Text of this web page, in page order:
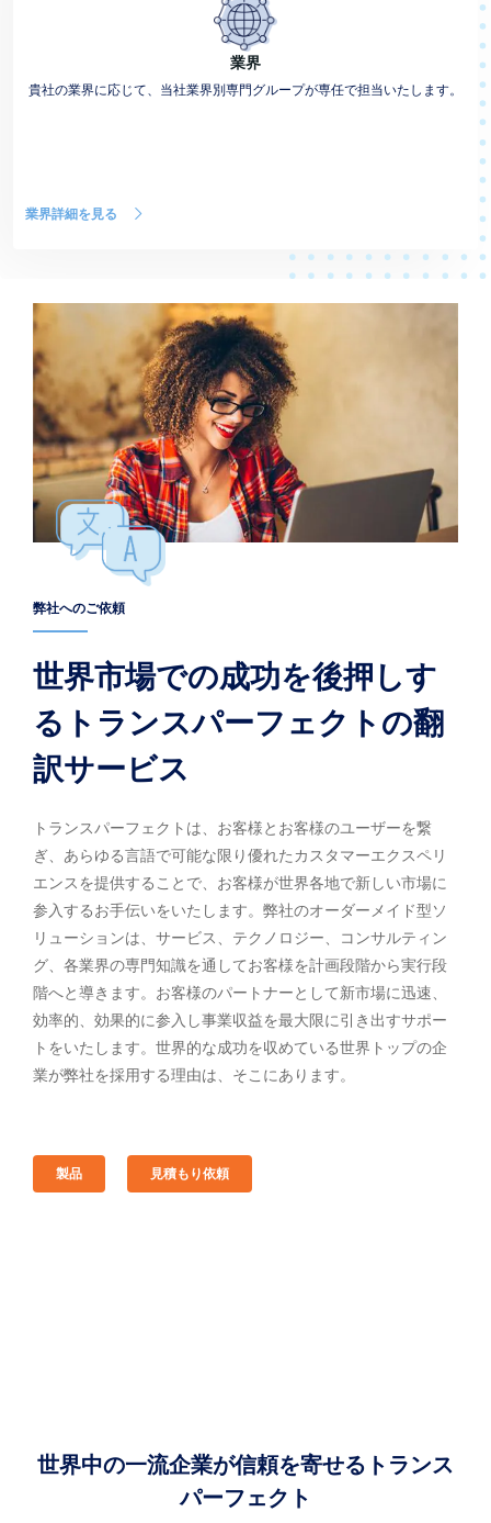
業界
貴社の業界に応じて、当社業界別専門グループが専任で担当いたします。
業界詳細を見る
弊社へのご依頼
世界市場での成功を後押しす
るトランスパーフェクトの翻
訳サービス
トランスパーフェクトは、お客様とお客様のユーザーを繋
ぎ、あらゆる言語で可能な限り優れたカスタマーエクスペリ
エンスを提供することで、お客様が世界各地で新しい市場に
参入するお手伝いをいたします。弊社のオーダーメイド型ソ
リューションは、サービス、テクノロジー、コンサルティン
グ、各業界の専門知識を通してお客様を計画段階から実行段
階へと導きます。お客様のパートナーとして新市場に迅速、
効率的、効果的に参入し事業収益を最大限に引き出すサポー
トをいたします。世界的な成功を収めている世界トップの企
業が弊社を採用する理由は、そこにあります。
製品 見積もり依頼
世界中の一流企業が信頼を寄せるトランス
パーフェクト